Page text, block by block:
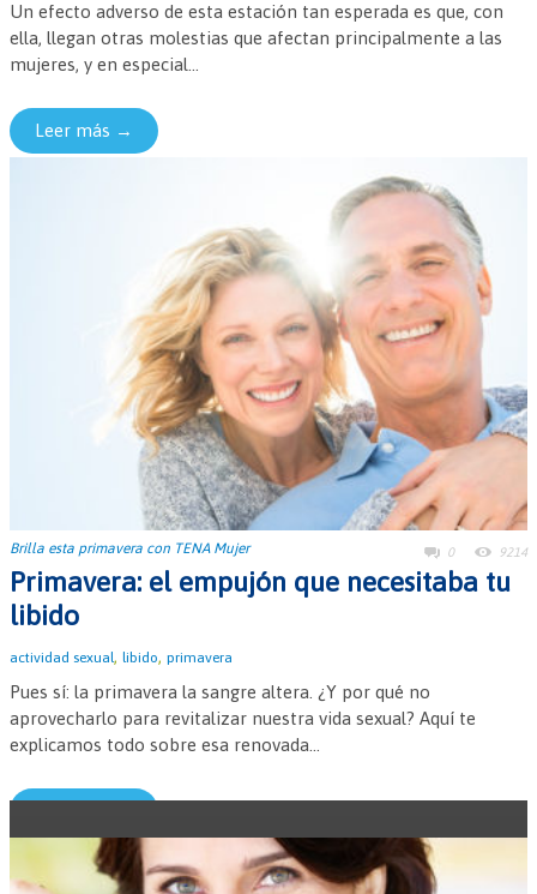
Un efecto adverso de esta estación tan esperada es que, con
ella, llegan otras molestias que afectan principalmente a las
mujeres, y en especial...
Leer más →
Brilla esta primavera con TENA Mujer 0 9214
Primavera: el empujón que necesitaba tu
libido
actividad sexual, libido, primavera
Pues sí: la primavera la sangre altera. ¿Y por qué no
aprovecharlo para revitalizar nuestra vida sexual? Aquí te
explicamos todo sobre esa renovada...